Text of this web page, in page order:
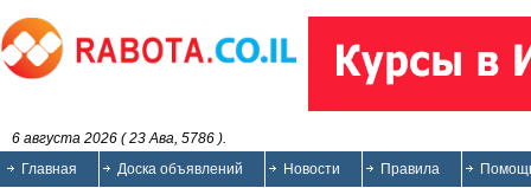
6 августа 2026 ( 23 Ава, 5786 ).
Главная
Доска объявлений Новости Правила